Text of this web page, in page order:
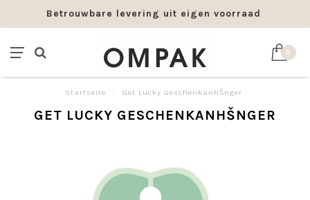
Betrouwbare levering uit eigen voorraad
0
Startseite Get Lucky GeschenkanhŠnger
GET LUCKY GESCHENKANHŠNGER